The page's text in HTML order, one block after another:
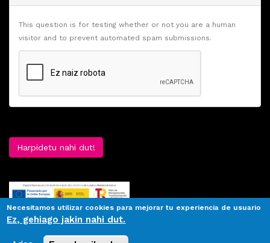
This question is for testing whether or not you are a human
visitor and to prevent automated spam submissions.
Harpidetu nahi dut!
Necesitamos utilizar cookies para mejorar tu experiencia de usuario
Ez, gehiago jakin nahi dut.